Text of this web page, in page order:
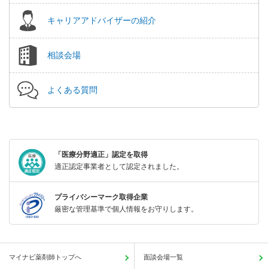
キャリアアドバイザーの紹介
相談会場
よくある質問
「医療分野適正」認定を取得
適正認定事業者として認定されました。
プライバシーマーク取得企業
厳密な管理基準で個人情報をお守りします。
マイナビ薬剤師トップへ 面談会場一覧